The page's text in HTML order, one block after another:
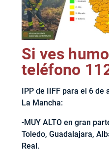
Si ves
teléfono
IPP de IIFF para el 6
La Mancha:
-MUY ALTO en gran
Toledo, Guadalajara,
Real.